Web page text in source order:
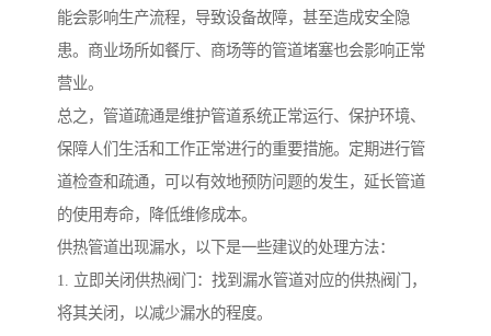
能会影响生产流程，导致设备故障，甚至造成安全隐
患。商业场所如餐厅、商场等的管道堵塞也会影响正常
营业。
总之，管道疏通是维护管道系统正常运行、保护环境、
保障人们生活和工作正常进行的重要措施。定期进行管
道检查和疏通，可以有效地预防问题的发生，延长管道
的使用寿命，降低维修成本。
供热管道出现漏水，以下是一些建议的处理方法：
1. 立即关闭供热阀门：找到漏水管道对应的供热阀门，
将其关闭，以减少漏水的程度。